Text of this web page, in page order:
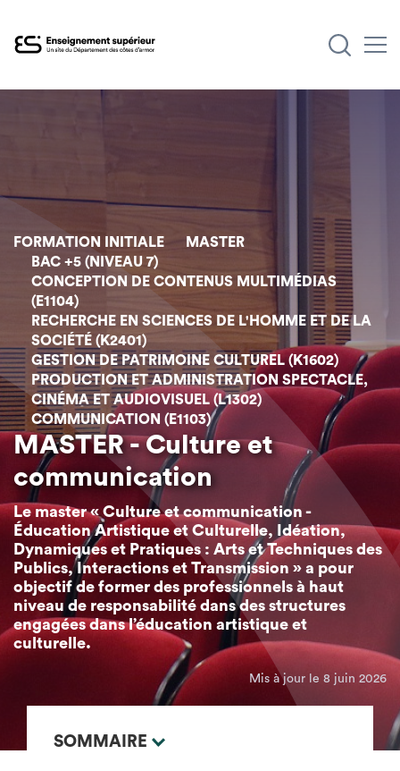
FORMATION INITIALE
MASTER
BAC +5 (NIVEAU 7)
CONCEPTION DE CONTENUS MULTIMÉDIAS
(E1104)
RECHERCHE EN SCIENCES DE L'HOMME ET DE LA
SOCIÉTÉ (K2401)
GESTION DE PATRIMOINE CULTUREL (K1602)
PRODUCTION ET ADMINISTRATION SPECTACLE,
CINÉMA ET AUDIOVISUEL (L1302)
COMMUNICATION (E1103)
MASTER - Culture et
communication
Le master « Culture et communication -
Éducation Artistique et Culturelle, Idéation,
Dynamiques et Pratiques : Arts et Techniques des
Publics, Interactions et Transmission » a pour
objectif de former des professionnels à haut
niveau de responsabilité dans des structures
engagées dans l’éducation artistique et
culturelle.
Mis à jour le 8 juin 2026
SOMMAIRE